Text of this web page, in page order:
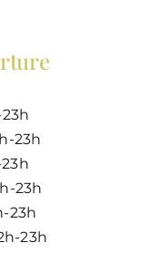
23h
23h
23h
23h